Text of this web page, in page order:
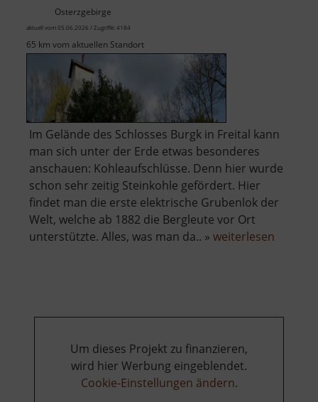
Osterzgebirge
aktuell vom 05.06.2026 / Zugriffe: 4184
65 km vom aktuellen Standort
Im Gelände des Schlosses Burgk in Freital kann
man sich unter der Erde etwas besonderes
anschauen: Kohleaufschlüsse. Denn hier wurde
schon sehr zeitig Steinkohle gefördert. Hier
findet man die erste elektrische Grubenlok der
Welt, welche ab 1882 die Bergleute vor Ort
unterstützte. Alles, was man da.. » weiterlesen
Um dieses Projekt zu finanzieren,
wird hier Werbung eingeblendet.
Cookie-Einstellungen ändern.